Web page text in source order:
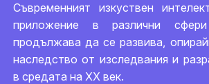
Съвременният изкуствен
приложение в различни
продължава да се развива,
наследство от изследвания и
в средата на ХХ век.